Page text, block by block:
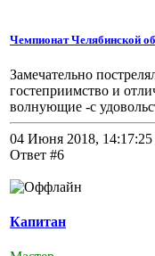
Чемпионат Челябинской
Замечательно
гостеприимство и
волнующие -с
04 Июня 2018, 14:17:25
Ответ #6
Капитан